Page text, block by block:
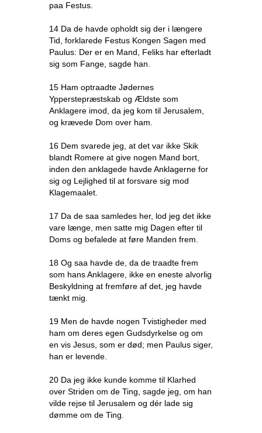
paa Festus.
14 Da de havde opholdt sig der i længere
Tid, forklarede Festus Kongen Sagen med
Paulus: Der er en Mand, Feliks har efterladt
sig som Fange, sagde han.
15 Ham optraadte Jødernes
Ypperstepræstskab og Ældste som
Anklagere imod, da jeg kom til Jerusalem,
og krævede Dom over ham.
16 Dem svarede jeg, at det var ikke Skik
blandt Romere at give nogen Mand bort,
inden den anklagede havde Anklagerne for
sig og Lejlighed til at forsvare sig mod
Klagemaalet.
17 Da de saa samledes her, lod jeg det ikke
vare længe, men satte mig Dagen efter til
Doms og befalede at føre Manden frem.
18 Og saa havde de, da de traadte frem
som hans Anklagere, ikke en eneste alvorlig
Beskyldning at fremføre af det, jeg havde
tænkt mig.
19 Men de havde nogen Tvistigheder med
ham om deres egen Gudsdyrkelse og om
en vis Jesus, som er død; men Paulus siger,
han er levende.
20 Da jeg ikke kunde komme til Klarhed
over Striden om de Ting, sagde jeg, om han
vilde rejse til Jerusalem og dér lade sig
dømme om de Ting.